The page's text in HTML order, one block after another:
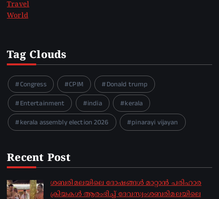
Travel
World
Tag Clouds
Congress CPIM
Donald trump
Entertainment
india
kerala
kerala assembly election 2026
pinarayi vijayan
Recent Post
ശബരിമലയിലെ ദോഷങ്ങൾ മാറ്റാൻ പരിഹാര
ക്രിയകൾ ആരംഭിച്ച് ദേവസ്വംശബരിമലയിലെ